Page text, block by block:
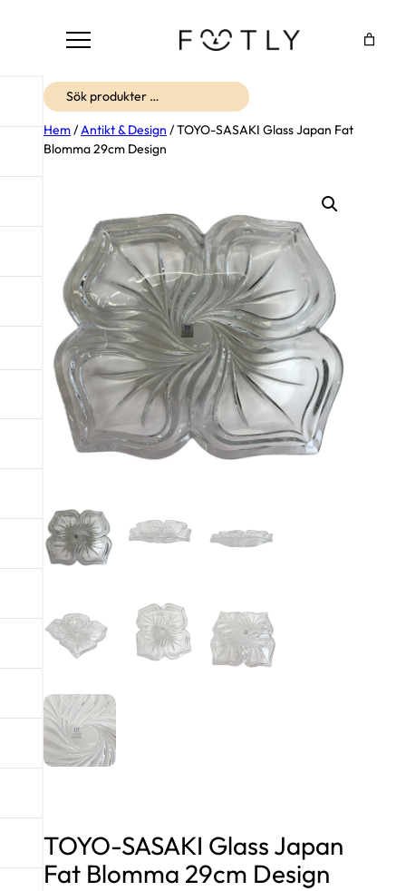
Sök
Hem / Antikt & Design / TOYO-SASAKI Glass Japan Fat
Blomma 29cm Design
TOYO-SASAKI Glass Japan
Fat Blomma 29cm Design